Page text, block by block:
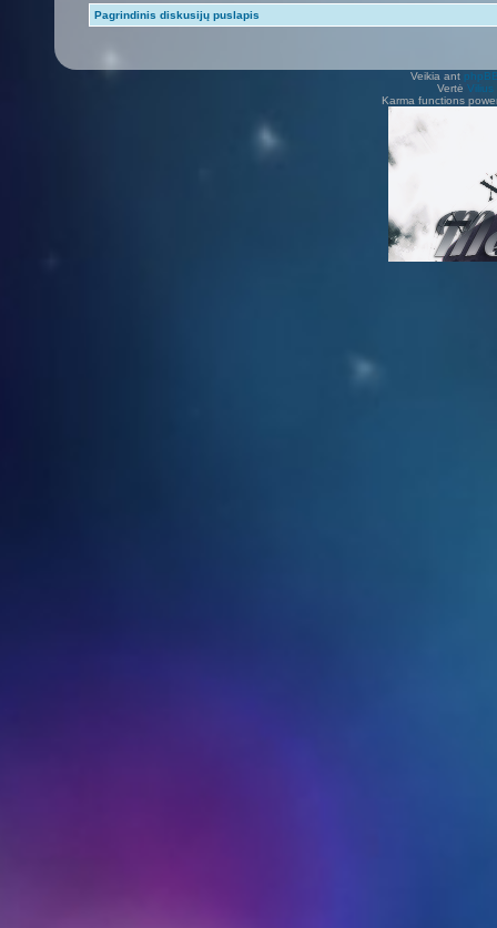
Pagrindinis diskusijų puslapis
Veikia ant
Vertė Vilius
Karma functions